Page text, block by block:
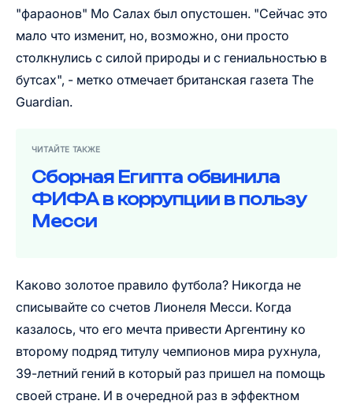
"фараонов" Мо Салах был опустошен. "Сейчас это
мало что изменит, но, возможно, они просто
столкнулись с силой природы и с гениальностью в
бутсах", - метко отмечает британская газета The
Guardian.
ЧИТАЙТЕ ТАКЖЕ
Сборная Египта обвинила
ФИФА в коррупции в пользу
Месси
Каково золотое правило футбола? Никогда не
списывайте со счетов Лионеля Месси. Когда
казалось, что его мечта привести Аргентину ко
второму подряд титулу чемпионов мира рухнула,
39-летний гений в который раз пришел на помощь
своей стране. И в очередной раз в эффектном